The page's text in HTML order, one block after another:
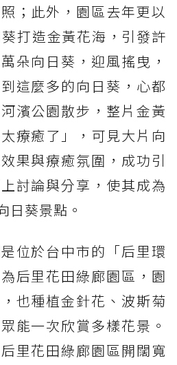
；此外，園區去年更以
打造金黃花海，引發許
朵向日葵，迎風搖曳，
這麼多的向日葵，心都
濱公園散步，整片金黃
療癒了」，可見大片向
果與療癒氛圍，成功引
討論與分享，使其成為
日葵景點。
位於台中市的「后里環
后里花田綠廊園區，園
也種植金針花、波斯菊
能一次欣賞多樣花景。
里花田綠廊園區開闊寬